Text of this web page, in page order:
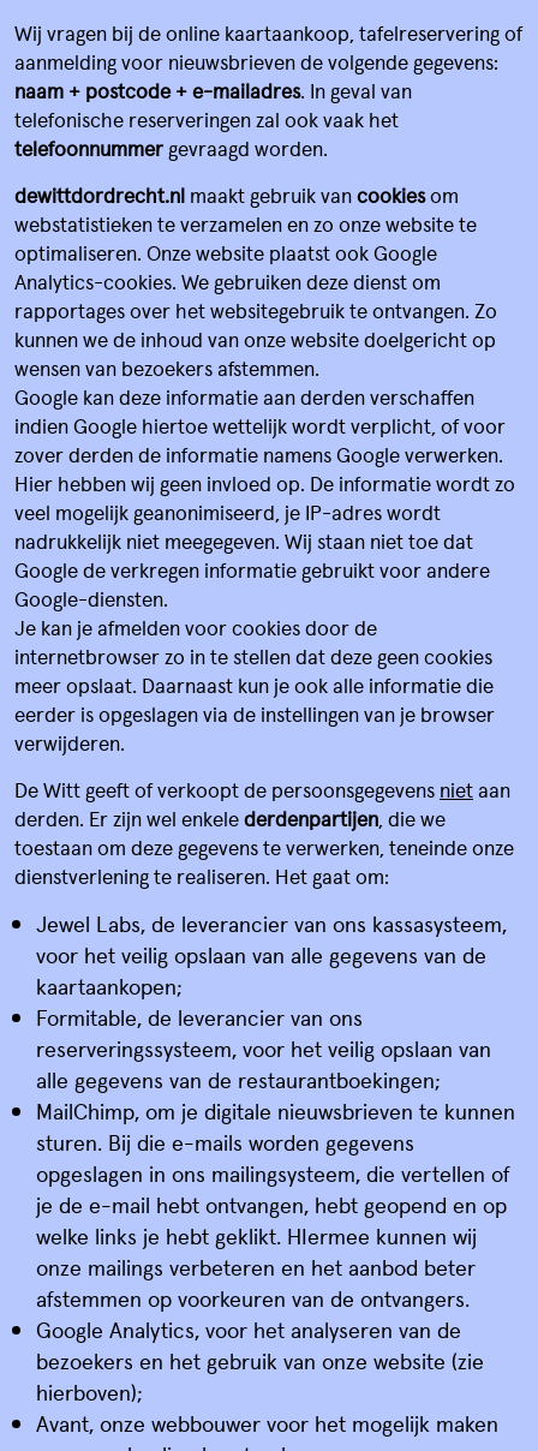
FILMTHEATER
STADSBRASSERIE
Wij vragen bij de online kaartaankoop, tafelreservering of
aanmelding voor nieuwsbrieven de volgende gegevens:
naam + postcode + e-mailadres. In geval van
telefonische reserveringen zal ook vaak het
telefoonnummer gevraagd worden.
dewittdordrecht.nl maakt gebruik vancookiesom
webstatistieken te verzamelen en zo onze website te
optimaliseren. Onze website plaatst ook Google
Analytics-cookies. We gebruiken deze dienst om
rapportages over het websitegebruik te ontvangen. Zo
kunnen we de inhoud van onze website doelgericht op
wensen van bezoekers afstemmen.
Google kan deze informatie aan derden verschaffen
indien Google hiertoe wettelijk wordt verplicht, of voor
zover derden de informatie namens Google verwerken.
Hier hebben wij geen invloed op. De informatie wordt zo
veel mogelijk geanonimiseerd, je IP-adres wordt
nadrukkelijk niet meegegeven. Wij staan niet toe dat
Google de verkregen informatie gebruikt voor andere
Google-diensten.
Je kan je afmelden voor cookies door de
internetbrowser zo in te stellen dat deze geen cookies
meer opslaat. Daarnaast kun je ook alle informatie die
eerder is opgeslagen via de instellingen van je browser
verwijderen.
De Witt geeft of verkoopt de persoonsgegevens nietaan
derden. Er zijn wel enkelederdenpartijen, die we
toestaan om deze gegevens te verwerken, teneinde onze
dienstverlening te realiseren. Het gaat om:
Jewel Labs, de leverancier van ons kassasysteem,
voor het veilig opslaan van alle gegevens van de
kaartaankopen;
Formitable, de leverancier van ons
reserveringssysteem, voor het veilig opslaan van
alle gegevens van de restaurantboekingen;
MailChimp, om je digitale nieuwsbrieven te kunnen
sturen. Bij die e-mails worden gegevens
opgeslagen in ons mailingsysteem, die vertellen of
je de e-mail hebt ontvangen, hebt geopend en op
welke links je hebt geklikt. HIermee kunnen wij
onze mailings verbeteren en het aanbod beter
afstemmen op voorkeuren van de ontvangers.
Google Analytics, voor het analyseren van de
bezoekers en het gebruik van onze website (zie
hierboven);
Avant, onze webbouwer voor het mogelijk maken